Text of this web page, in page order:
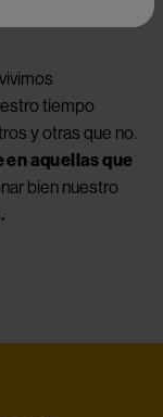
tiempo
y otras que no.
en aquellas que
bien nuestro